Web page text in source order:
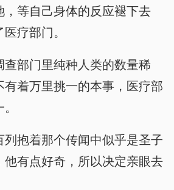
，等自己身体的反应褪下去
疗部门。
查部门里纯种人类的数量稀
有着万里挑一的本事，医疗部
列抱着那个传闻中似乎是圣子
他有点好奇，所以决定亲眼去